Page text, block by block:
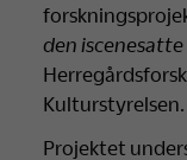
den
Kulturstyrelsen.
Projektet